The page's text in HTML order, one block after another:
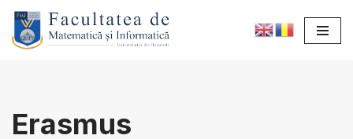
Sari
Erasmus